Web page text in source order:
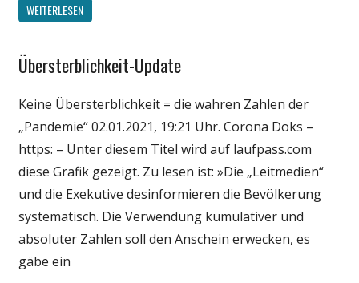
WEITERLESEN
Gesellschaft
Politik
Wirtschaft
Wissenschaft
Übersterblichkeit-Update
Keine Übersterblichkeit = die wahren Zahlen der
„Pandemie“ 02.01.2021, 19:21 Uhr. Corona Doks –
https: – Unter diesem Titel wird auf laufpass.com
diese Grafik gezeigt. Zu lesen ist: »Die „Leitmedien“
und die Exekutive desinformieren die Bevölkerung
systematisch. Die Verwendung kumulativer und
absoluter Zahlen soll den Anschein erwecken, es
gäbe ein